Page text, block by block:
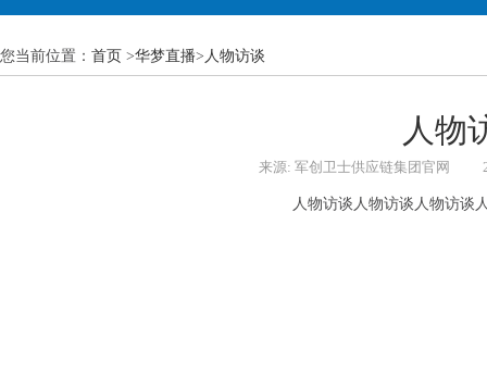
您当前位置： 首页 >华梦直播> 人物访谈
人物
来源: 军创卫士供应链集团官网
人物访谈人物访谈人物访谈